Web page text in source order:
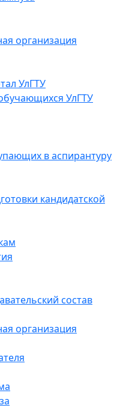
организация
УлГТУ
УлГТУ
в аспирантуру
кандидатской
состав
организация